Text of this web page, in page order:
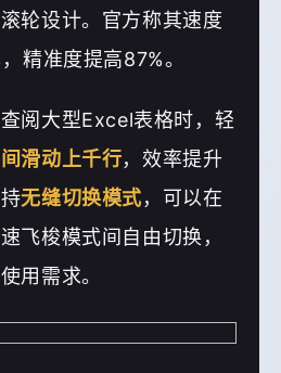
轮设计。官方称其速度
精准度提高87%。
阅大型Excel表格时，轻
滑动上千行，效率提升
无缝切换模式，可以在
飞梭模式间自由切换，
用需求。